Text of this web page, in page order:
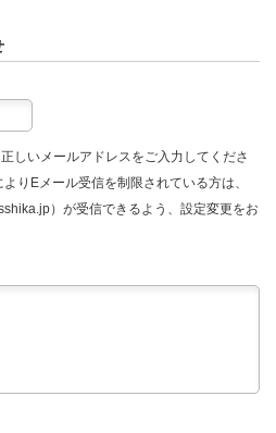
しいメールアドレスをご入力してくださ
りEメール受信を制限されている方は、
）が受信できるよう、設定変更をお